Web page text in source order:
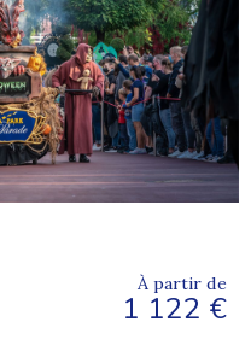
À partir de
1 122 €